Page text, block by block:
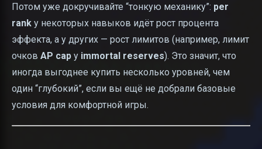
Потом уже докручивайте “тонкую механику”: per
rank у некоторых навыков идёт рост процента
эффекта, а у других — рост лимитов (например, лимит
очков AP cap у immortal reserves). Это значит, что
иногда выгоднее купить несколько уровней, чем
один “глубокий”, если вы ещё не добрали базовые
условия для комфортной игры.